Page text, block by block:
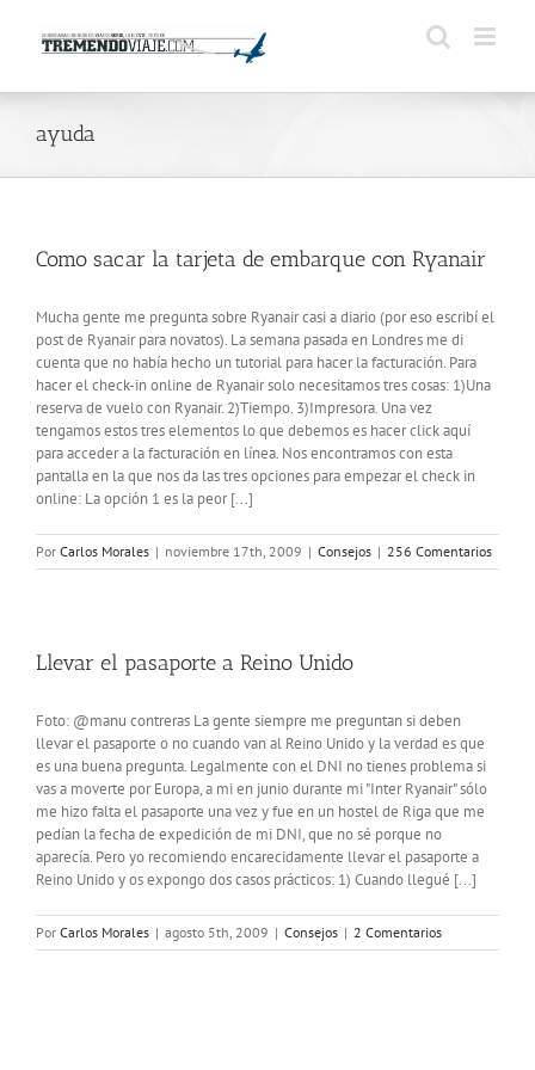
contenido
ayuda
Como sacar la tarjeta de embarque con Ryanair
Mucha gente me pregunta sobre Ryanair casi a diario (por eso escribí el
post de Ryanair para novatos). La semana pasada en Londres me di
cuenta que no había hecho un tutorial para hacer la facturación. Para
hacer el check-in online de Ryanair solo necesitamos tres cosas: 1)Una
reserva de vuelo con Ryanair. 2)Tiempo. 3)Impresora. Una vez
tengamos estos tres elementos lo que debemos es hacer click aquí
para acceder a la facturación en línea. Nos encontramos con esta
pantalla en la que nos da las tres opciones para empezar el check in
online: La opción 1 es la peor [...]
Por Carlos Morales | noviembre 17th, 2009 | Consejos | 256 Comentarios
Llevar el pasaporte a Reino Unido
Foto: @manu contreras La gente siempre me preguntan si deben
llevar el pasaporte o no cuando van al Reino Unido y la verdad es que
es una buena pregunta. Legalmente con el DNI no tienes problema si
vas a moverte por Europa, a mi en junio durante mi "Inter Ryanair" sólo
me hizo falta el pasaporte una vez y fue en un hostel de Riga que me
pedían la fecha de expedición de mi DNI, que no sé porque no
aparecía. Pero yo recomiendo encarecidamente llevar el pasaporte a
Reino Unido y os expongo dos casos prácticos: 1) Cuando llegué [...]
Por Carlos Morales | agosto 5th, 2009 | Consejos | 2 Comentarios